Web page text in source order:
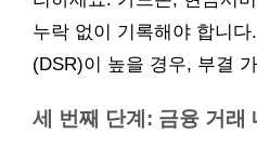
누락 없이 기록해야 합니
(DSR)이 높을 경우, 부결
세 번째 단계: 금융 거래